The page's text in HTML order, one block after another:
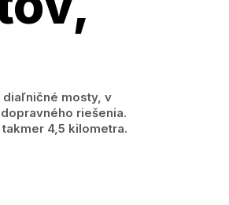
diaľničné mosty, v
riešenia.
4,5 kilometra.